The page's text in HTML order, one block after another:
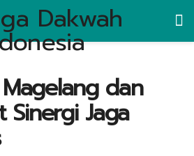
dan
Sinergi Jaga